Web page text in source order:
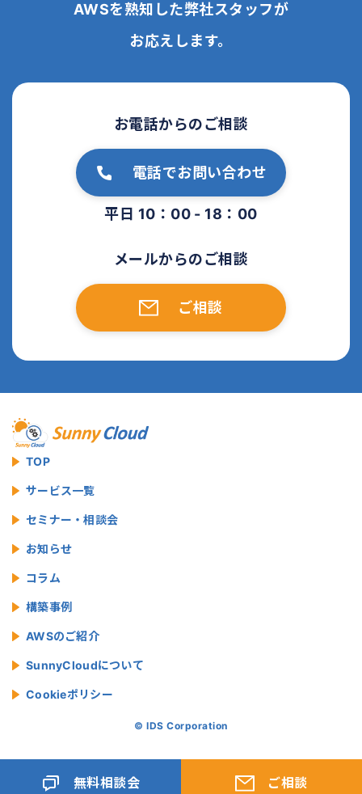
AWSを熟知した弊社スタッフが
お応えします。
お電話からのご相談
電話でお問い合わせ
平日 10：00 - 18：00
メールからのご相談
ご相談
TOP
サービス一覧
セミナー・相談会
お知らせ
コラム
構築事例
AWSのご紹介
SunnyCloudについて
Cookieポリシー
© IDS Corporation
無料相談会 ご相談